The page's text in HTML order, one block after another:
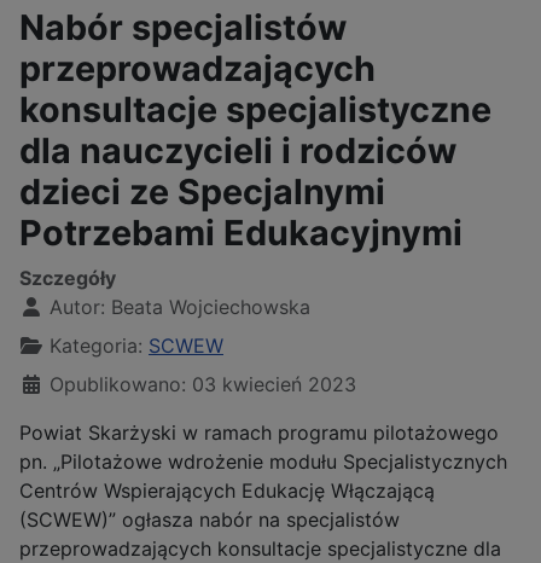
Nabór specjalistów
przeprowadzających
konsultacje specjalistyczne
dla nauczycieli i rodziców
dzieci ze Specjalnymi
Potrzebami Edukacyjnymi
Szczegóły
Autor: Beata Wojciechowska
Kategoria: SCWEW
Opublikowano: 03 kwiecień 2023
Powiat Skarżyski w ramach programu pilotażowego
pn. „Pilotażowe wdrożenie modułu Specjalistycznych
Centrów Wspierających Edukację Włączającą
(SCWEW)” ogłasza nabór na specjalistów
przeprowadzających konsultacje specjalistyczne dla